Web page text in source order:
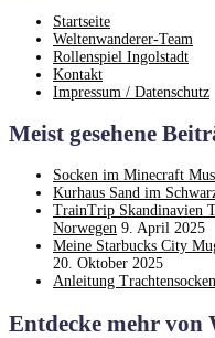
Startseite
Weltenwanderer-Team
Rollenspiel Ingolstadt
Kontakt
Impressum / Datenschutz
Meist gesehene
Socken im Minecraft
Kurhaus Sand im
TrainTrip Skandinavien
Norwegen 9. April 2025
Meine Starbucks City
20. Oktober 2025
Anleitung
Entdecke mehr von